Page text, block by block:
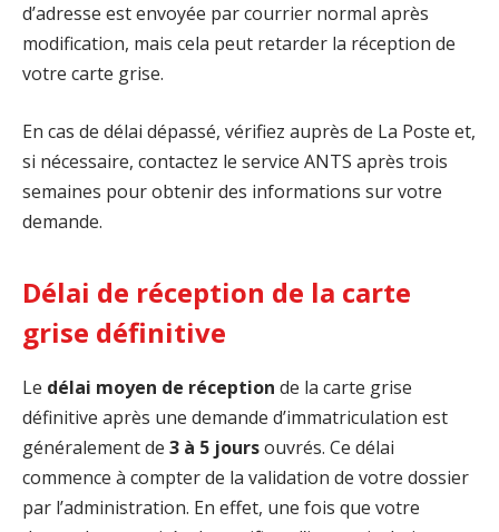
d’adresse est envoyée par courrier normal après
modification, mais cela peut retarder la réception de
votre carte grise.
En cas de délai dépassé, vérifiez auprès de La Poste et,
si nécessaire, contactez le service ANTS après trois
semaines pour obtenir des informations sur votre
demande.
Délai de réception de la carte
grise définitive
Le délai moyen de réception de la carte grise
définitive après une demande d’immatriculation est
généralement de 3 à 5 joursouvrés. Ce délai
commence à compter de la validation de votre dossier
par l’administration. En effet, une fois que votre